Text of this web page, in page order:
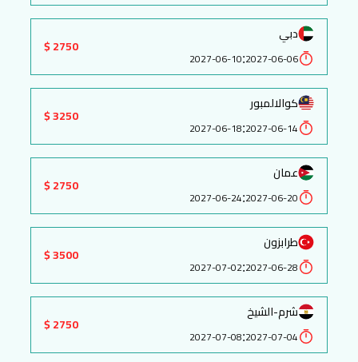
دبي
2027-06-06
:
2027-06-10
2750 $
كوالالمبور
2027-06-14
:
2027-06-18
3250 $
عمان
2027-06-20
:
2027-06-24
2750 $
طرابزون
2027-06-28
:
2027-07-02
3500 $
شرم-الشيخ
2027-07-04
:
2027-07-08
2750 $